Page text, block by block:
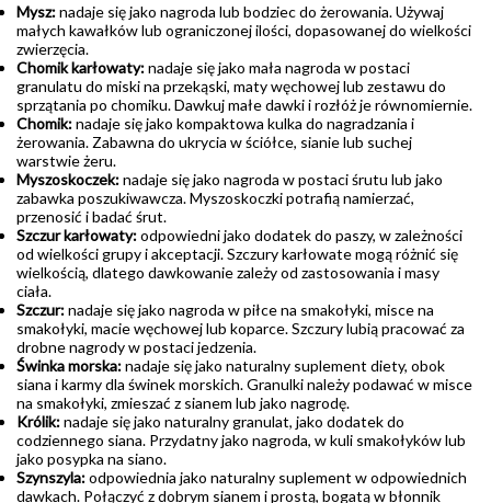
Mysz:nadaje się jako nagroda lub bodziec do żerowania. Używaj
małych kawałków lub ograniczonej ilości, dopasowanej do wielkości
zwierzęcia.
Chomik karłowaty:nadaje się jako mała nagroda w postaci
granulatu do miski na przekąski, maty węchowej lub zestawu do
sprzątania po chomiku. Dawkuj małe dawki i rozłóż je równomiernie.
Chomik:nadaje się jako kompaktowa kulka do nagradzania i
żerowania. Zabawna do ukrycia w ściółce, sianie lub suchej
warstwie żeru.
Myszoskoczek:nadaje się jako nagroda w postaci śrutu lub jako
zabawka poszukiwawcza. Myszoskoczki potrafią namierzać,
przenosić i badać śrut.
Szczur karłowaty:odpowiedni jako dodatek do paszy, w zależności
od wielkości grupy i akceptacji. Szczury karłowate mogą różnić się
wielkością, dlatego dawkowanie zależy od zastosowania i masy
ciała.
Szczur:nadaje się jako nagroda w piłce na smakołyki, misce na
smakołyki, macie węchowej lub koparce. Szczury lubią pracować za
drobne nagrody w postaci jedzenia.
Świnka morska:nadaje się jako naturalny suplement diety, obok
siana i karmy dla świnek morskich. Granulki należy podawać w misce
na smakołyki, zmieszać z sianem lub jako nagrodę.
Królik:nadaje się jako naturalny granulat, jako dodatek do
codziennego siana. Przydatny jako nagroda, w kuli smakołyków lub
jako posypka na siano.
Szynszyla:odpowiednia jako naturalny suplement w odpowiednich
dawkach. Połączyć z dobrym sianem i prostą, bogatą w błonnik